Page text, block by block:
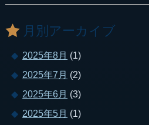
月別アーカイブ
2025年8月 (1)
2025年7月 (2)
2025年6月 (3)
2025年5月 (1)